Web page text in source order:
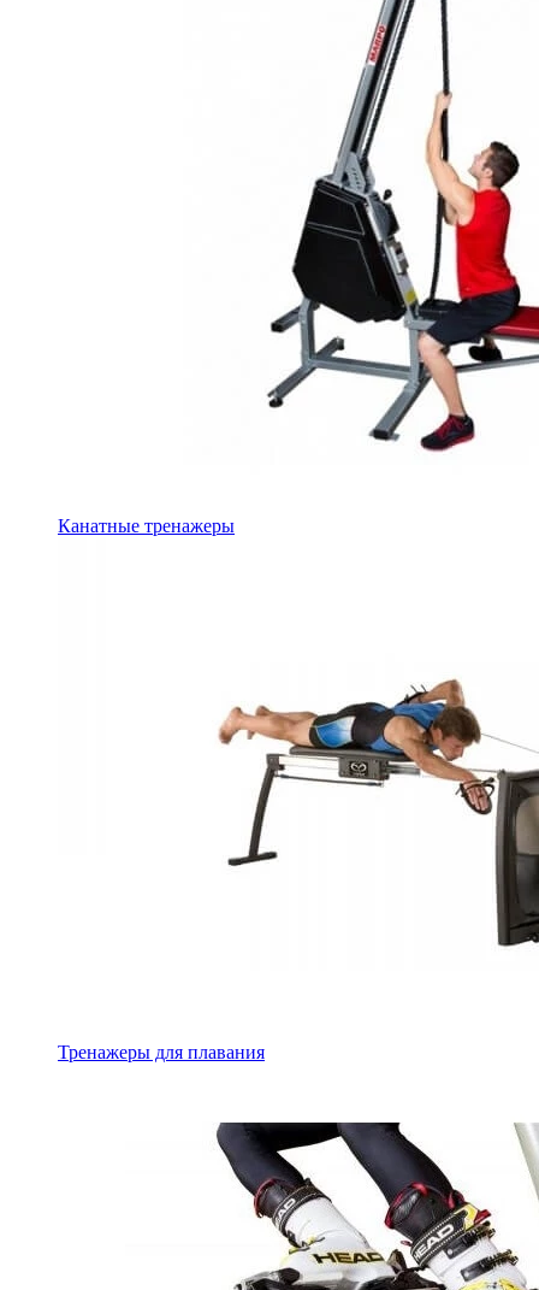
Канатные тренажеры
Тренажеры для плавания